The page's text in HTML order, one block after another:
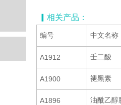
▎相关产品：
编号 中文名称
A1912 壬二酸
A1900 褪黑素
A1896 油酰乙醇